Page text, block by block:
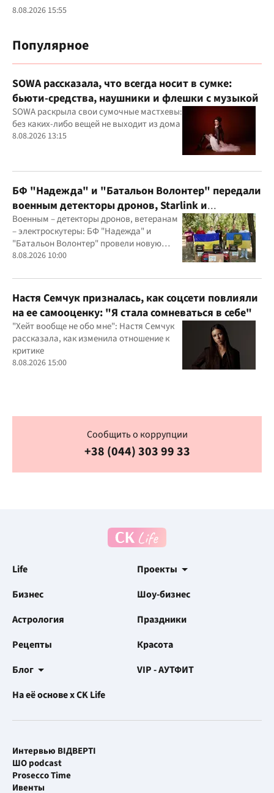
8.08.2026 15:55
Популярное
SOWA рассказала, что всегда носит в сумке:
бьюти-средства, наушники и флешки с музыкой
SOWA раскрыла свои сумочные мастхевы:
без каких-либо вещей не выходит из дома
8.08.2026 13:15
БФ "Надежда" и "Батальон Волонтер" передали
военным детекторы дронов, Starlink и
генераторы
Военным – детекторы дронов, ветеранам
– электроскутеры: БФ "Надежда" и
"Батальон Волонтер" провели новую
миссию
8.08.2026 10:00
Настя Семчук призналась, как соцсети повлияли
на ее самооценку: "Я стала сомневаться в себе"
"Хейт вообще не обо мне": Настя Семчук
рассказала, как изменила отношение к
критике
8.08.2026 15:00
Сообщить о коррупции
+38 (044) 303 99 33
Life
Проекты
Бизнес
Шоу-бизнес
Астрология
Праздники
Рецепты
Красота
Блог
VIP - АУТФИТ
На её основе x CK Life
Интервью ВІДВЕРТІ
ШО podcast
Prosecco Time
Ивенты